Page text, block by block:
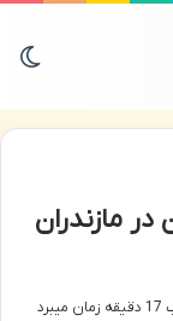
مازندران